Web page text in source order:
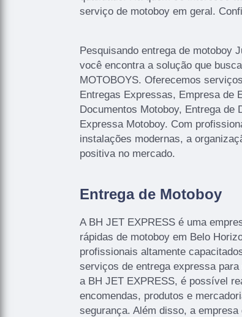
serviço de motoboy em geral.
Pesquisando entrega de motoboy
você encontra a solução que
MOTOBOYS. Oferecemos
Entregas Expressas, Empresa de
Documentos Motoboy, Entrega de
Expressa Motoboy. Com
instalações modernas, a
positiva no mercado.
Entrega de Motoboy
A BH JET EXPRESS é uma
rápidas de motoboy em Belo
profissionais altamente
serviços de entrega expressa
a BH JET EXPRESS, é possível
encomendas, produtos e
segurança. Além disso, a